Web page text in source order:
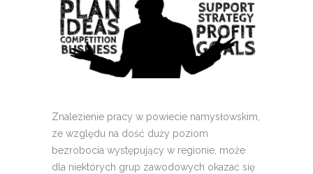
Znalezienie pracy w powiecie namysłowskim,
ze względu na dość duży poziom
bezrobocia występujący w regionie, może
dla niektórych grup zawodowych okazać się